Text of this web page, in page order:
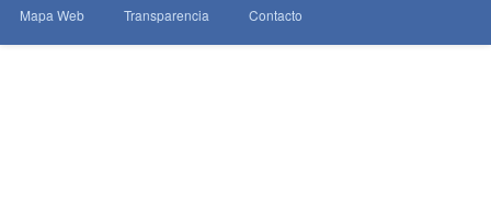
Mapa Web Transparencia Contacto